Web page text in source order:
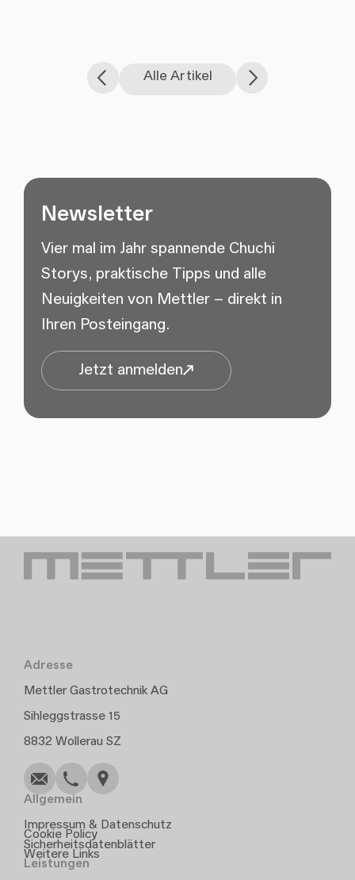
PreviousAlle Artikel Weiter
Newsletter
Vier mal im Jahr spannende Chuchi
Storys, praktische Tipps und alle
Neuigkeiten von Mettler – direkt in
Ihren Posteingang.
Jetzt anmelden
Adresse
Mettler Gastrotechnik AG
Sihleggstrasse 15
8832 Wollerau SZ
Kopieren
Anrufen
Allgemein
Impressum & Datenschutz
Cookie Policy
Sicherheitsdatenblätter
Weitere Links
Leistungen